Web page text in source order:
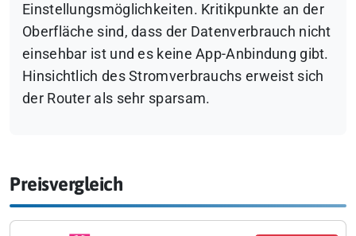
Einstellungsmöglichkeiten. Kritikpunkte an der
Oberfläche sind, dass der Datenverbrauch nicht
einsehbar ist und es keine App-Anbindung gibt.
Hinsichtlich des Stromverbrauchs erweist sich
der Router als sehr sparsam.
Preisvergleich